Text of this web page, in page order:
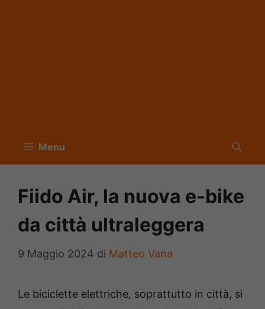
Menu
Fiido Air, la nuova e-bike
da città ultraleggera
9 Maggio 2024 di Matteo Vana
Le biciclette elettriche, soprattutto in città, si